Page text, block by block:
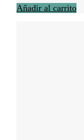
Añadir al carrito